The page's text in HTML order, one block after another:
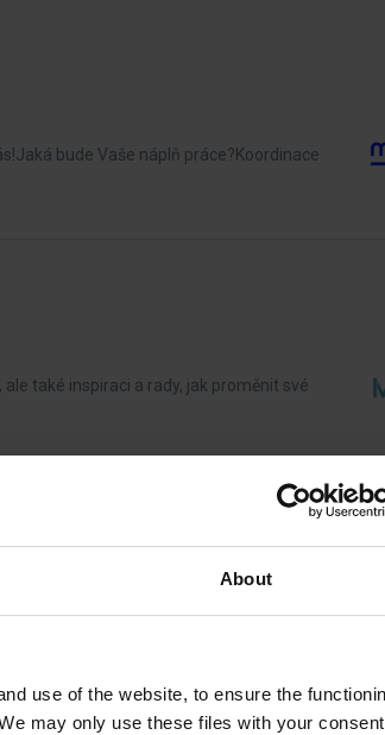
About
use of the website, to ensure the
may only use these files with your
bude Vaše náplň práce?Koordinace
také inspiraci a rady, jak proměnit své
projekty a spolupracovat s kolegy napříč